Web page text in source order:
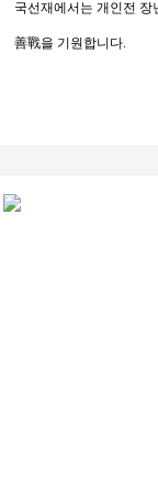
국선재에서는 개인전
善戰을 기원합니다.